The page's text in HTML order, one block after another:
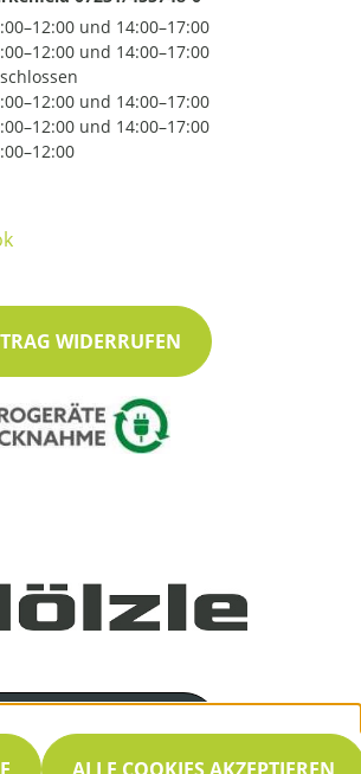
und 14:00–17:00
und 14:00–17:00
und 14:00–17:00
und 14:00–17:00
WIDERRUFEN
/ 8466